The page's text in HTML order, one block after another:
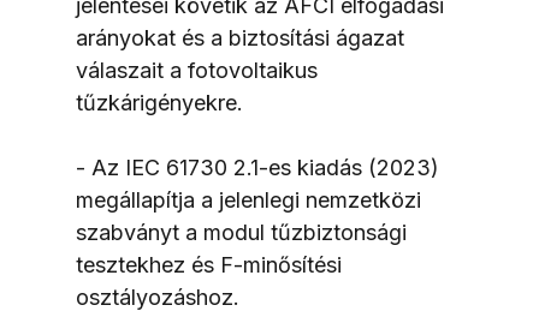
jelentései követik az AFCI elfogadási
arányokat és a biztosítási ágazat
válaszait a fotovoltaikus
tűzkárigényekre.
- Az IEC 61730 2.1-es kiadás (2023)
megállapítja a jelenlegi nemzetközi
szabványt a modul tűzbiztonsági
tesztekhez és F-minősítési
osztályozáshoz.